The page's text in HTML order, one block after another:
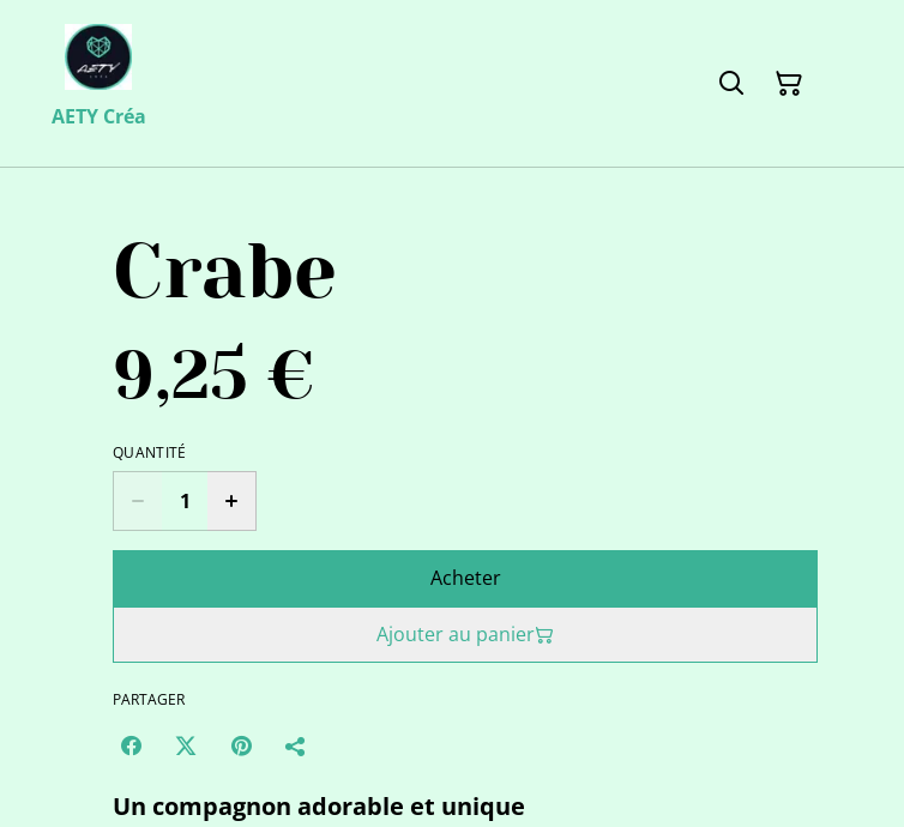
AETY Créa
Crabe
9,25 €
QUANTITÉ
Acheter
Ajouter au panier
PARTAGER
Un compagnon adorable et unique